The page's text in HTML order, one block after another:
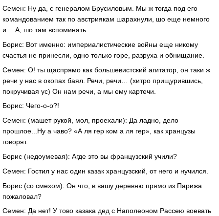
Семен: Ну да, с генералом Брусиловым. Мы ж тогда под его
командованием так по австриякам шарахнули, шо еще немного
и… А, шо там вспоминать…
Борис: Вот именно: империалистические войны еще никому
счастья не принесли, одно только горе, разруха и обнищание.
Семен: О! ты щаспрямо как большевистский агитатор, он таки ж
речи у нас в окопах баял. Речи, речи… (хитро прищурившись,
покручивая ус) Он нам речи, а мы ему картечи.
Борис: Чего-о-о?!
Семен: (машет рукой, мол, проехали): Да ладно, дело
прошлое...Ну а чаво? «А ля гер ком а ля гер», как хранцузы
говорят.
Борис (недоумевая): Агде это вы французский учили?
Семен: Гостил у нас один казак хранцузский, от него и нучился.
Борис (со смехом): Он что, в вашу деревню прямо из Парижа
пожаловал?
Семен: Да нет! У тово казака дед с Наполеоном Рассею воевать